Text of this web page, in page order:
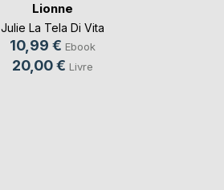
Lionne
Julie La Tela Di Vita
10,99 € Ebook
20,00 € Livre